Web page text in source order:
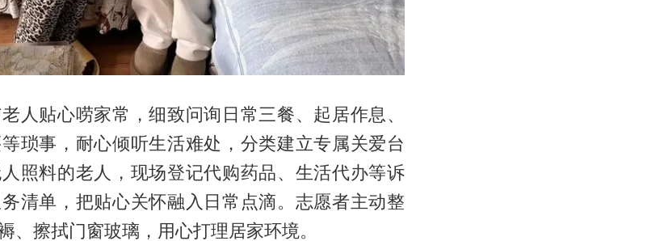
人贴心唠家常，细致问询日常三餐、起居作息、
琐事，耐心倾听生活难处，分类建立专属关爱台
照料的老人，现场登记代购药品、生活代办等诉
清单，把贴心关怀融入日常点滴。志愿者主动整
、擦拭门窗玻璃，用心打理居家环境。